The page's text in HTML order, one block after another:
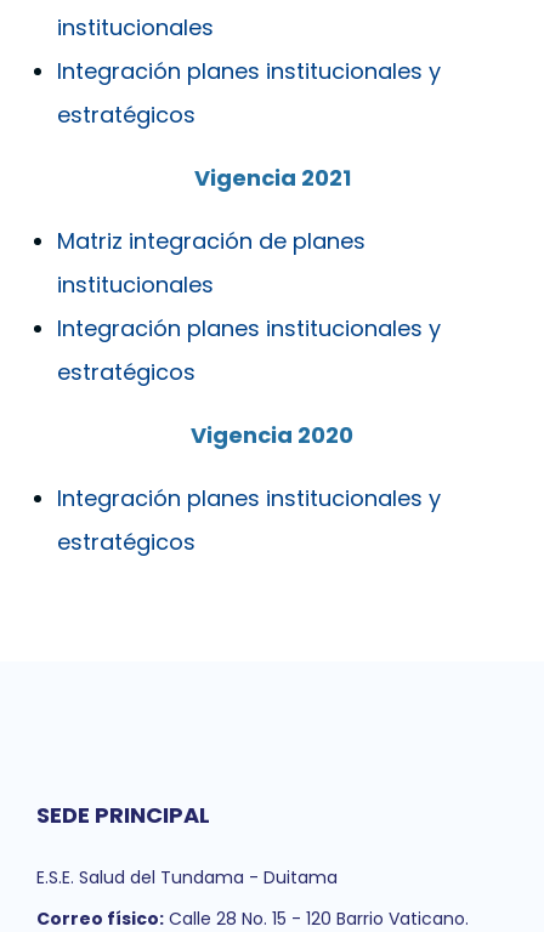
institucionales
Integración planes institucionales y
estratégicos
Vigencia 2021
Matriz integración de planes
institucionales
Integración planes institucionales y
estratégicos
Vigencia 2020
Integración planes institucionales y
estratégicos
SEDE PRINCIPAL
E.S.E. Salud del Tundama - Duitama
Correo físico: Calle 28 No. 15 - 120 Barrio Vaticano.